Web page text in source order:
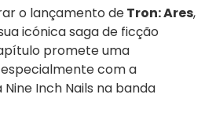
o lançamento deTron: Ares,
icónica saga de ficção
promete uma
com a
Inch Nails na banda